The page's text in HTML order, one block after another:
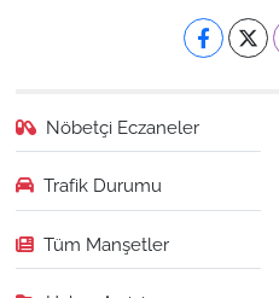
Nöbetçi Eczaneler
Trafik Durumu
Tüm Manşetler